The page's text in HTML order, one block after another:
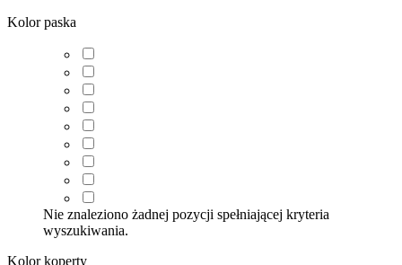
Kolor paska
Nie znaleziono żadnej pozycji spełniającej kryteria
wyszukiwania.
Kolor koperty